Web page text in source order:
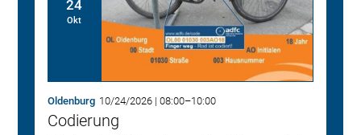
24
Okt
Oldenburg 10/24/2026| 08:00–10:00
Codierung